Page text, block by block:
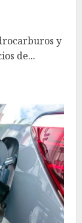
y
de...